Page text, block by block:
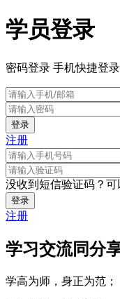
学员登录
密码登录 手机快捷登录
登录
注册
没收到短信验证码？可
登录
注册
学习交流同分
学高为师，身正为范；